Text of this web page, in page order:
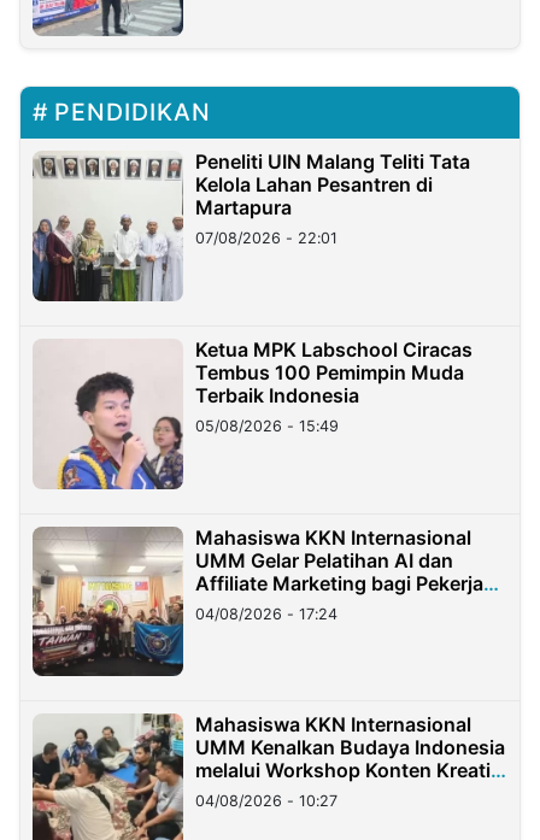
PENDIDIKAN
Peneliti UIN Malang Teliti Tata
Kelola Lahan Pesantren di
Martapura
07/08/2026 - 22:01
Ketua MPK Labschool Ciracas
Tembus 100 Pemimpin Muda
Terbaik Indonesia
05/08/2026 - 15:49
Mahasiswa KKN Internasional
UMM Gelar Pelatihan AI dan
Affiliate Marketing bagi Pekerja
Migran Indonesia di Taiwan
04/08/2026 - 17:24
Mahasiswa KKN Internasional
UMM Kenalkan Budaya Indonesia
melalui Workshop Konten Kreatif
di Taiwan
04/08/2026 - 10:27